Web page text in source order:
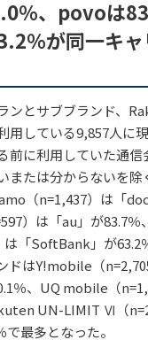
％、povoは
％が同一キ
ンとサブブランド、
用している9,857人に
前に利用していた通信
または分からないを
（n=1,437）は「
）は「au」が83.7％、
は「SoftBank」が63.2
ドはY!mobile（
％、UQ mobile（
UN-LIMIT Ⅵ（
で最多となった。